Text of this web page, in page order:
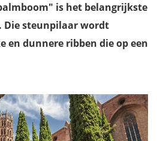
is het belangrijkste
Die steunpilaar wordt
en dunnere ribben die op een